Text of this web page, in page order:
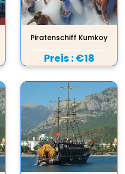
Piratenschiff Kumkoy
Preis :€18